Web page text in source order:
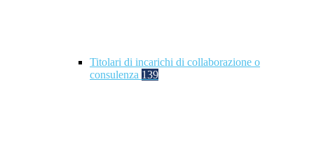
Titolari di incarichi di collaborazione o
consulenza 139